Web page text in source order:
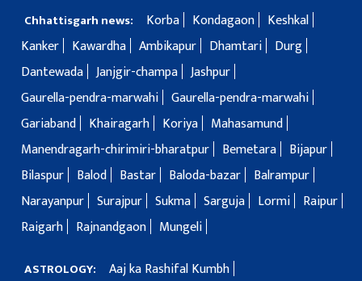
Chhattisgarh news: Korba Kondagaon
Keshkal
Kanker
Kawardha Ambikapur Dhamtari
Durg
Dantewada Janjgir-champa Jashpur
Gaurella-pendra-marwahi Gaurella-pendra-marwahi
Gariaband
Khairagarh Koriya
Mahasamund
Manendragarh-chirimiri-bharatpur
Bemetara
Bijapur
Bilaspur
Balod Bastar Baloda-bazar
Balrampur
Narayanpur Surajpur Sukma Sarguja Lormi
Raipur
Raigarh
Rajnandgaon Mungeli
ASTROLOGY:
Aaj ka Rashifal Kumbh